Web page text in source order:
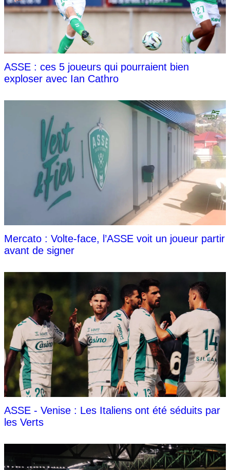
ASSE : ces 5 joueurs qui pourraient bien
exploser avec Ian Cathro
Mercato : Volte-face, l’ASSE voit un joueur partir
avant de signer
ASSE - Venise : Les Italiens ont été séduits par
les Verts